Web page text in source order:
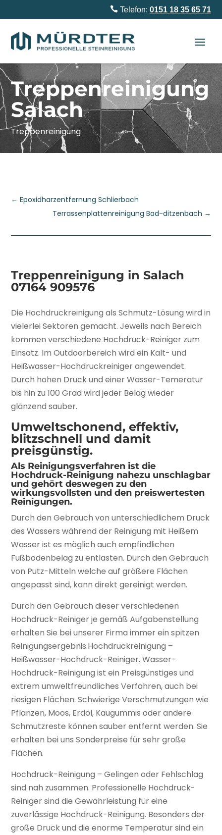
Telefon: 0151 18 35 65 71
Treppenreinigung
Salach
Treppenreinigung
←Epoxidharzentfernung Schlierbach
Terrassenplattenreinigung Bad-ditzenbach →
Treppenreinigung in Salach
07164 909576
Die Hochdruckreinigung als Schmutz-Lösung wird in
vielerlei Sektoren gemacht. Jeweils nach Bereich
kommen verschiedene Hochdruck-Reiniger zum
Einsatz. Im Outdoorbereich wird ein Kalt- und
Heißwasser-Hochdruckreiniger angewendet.
Durch hohen Druck und einer Wasser-Temeratur
bis hin zu 100 Grad wird jeder Belag wieder
glänzend sauber.
Umweltschonend, effektiv,
blitzschnell und damit
preisgünstig.
Als Reinigungsverfahren ist die
Hochdruck-Reinigung nahezu unschlagbar
und gehört deswegen zu den
wirkungsvollsten und den preiswertesten
Reinigungen.
Durch den Gebrauch von unterschiedlichem Druck
des Wassers während der Reinigung mit Heißem
Wasser ist es möglich auch empfindlichen
Fußbodenbelag zu entlasten. Durch den Gebrauch
von Putz-Mitteln welche auf größere Flächen
angepasst sind, kann direkt gereinigt werden.
Durch den Gebrauch dieser verschiedenen
Hochdruck-Reiniger je gemäß Aufgabenstellung
erhalten Sie bei unserer Firma immer ein spitzen
Reinigungsergebnis.Hochdruckreinigung –
Heißwasser-Hochdruck-Reiniger. Wasser-
Hochdruck-Reinigung ist ein Preisgünstiges und
extrem umweltfreundliches Verfahren, auch bei
riesigen Flächen. Schwierige Verschmutzungen wie
Pflanzen, Moos, Erdöl, Kaugummis oder andere
Schmutzreste können sauber entfernt werden. Sie
erhalten bei uns Sonderpreise für sehr große
Flächen.
Hochdruck-Reinigung – Gelingen oder Fehlschlag
sind nah zusammen. Professionelle Hochdruck-
Reiniger sind die Gewährleistung für eine
zuverlässige Hochdruck-Reinigung. Besonders der
große Druck und die enorme Temperatur sind ein